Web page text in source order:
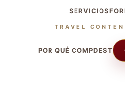
SERVICIOS
TRAVEL
POR QUÉ COMPDEST